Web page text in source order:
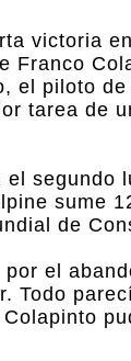
victoria
Franco
el piloto
tarea de
segundo
sume
de
el
Todo